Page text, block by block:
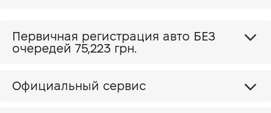
Первичная регистрация авто БЕЗ
очередей 75,223 грн.
Официальный сервис